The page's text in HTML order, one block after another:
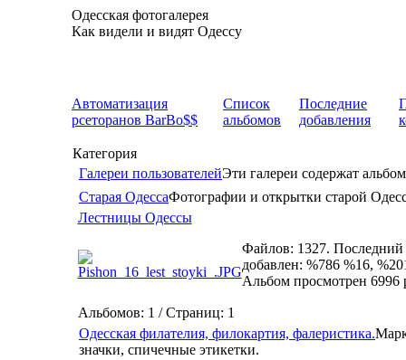
Одесская фотогалерея
Как видели и видят Одессу
Автоматизация
рсеторанов BarBo$$
Список
альбомов
Последние
добавления
Категория
Галереи пользователейЭти галереи содержат
Старая ОдессаФотографии и открытки старой
Лестницы Одессы
Файлов: 1327. Последний
добавлен: %786 %16,
Альбом просмотрен 6996
Альбомов: 1 / Страниц: 1
Одесская филателия, филокартия, фалеристика.
значки, спичечные этикетки.